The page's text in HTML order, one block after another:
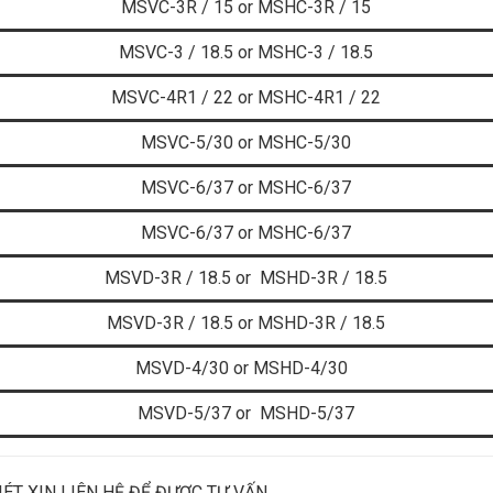
MSVC-3R / 15 or MSHC-3R / 15
MSVC-3 / 18.5 or MSHC-3 / 18.5
MSVC-4R1 / 22 or MSHC-4R1 / 22
MSVC-5/30 or MSHC-5/30
MSVC-6/37 or MSHC-6/37
MSVC-6/37 or MSHC-6/37
MSVD-3R / 18.5 or MSHD-3R / 18.5
MSVD-3R / 18.5 or MSHD-3R / 18.5
MSVD-4/30 or MSHD-4/30
MSVD-5/37 or MSHD-5/37